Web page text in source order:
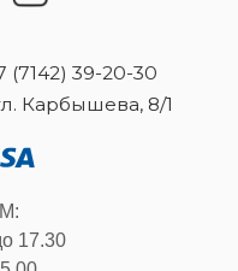
(7142) 39-20-30
Карбышева, 8/1
17.30